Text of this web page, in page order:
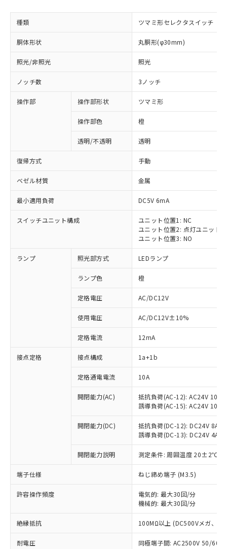
種類 ツマミ形セレクタスイッチ
胴体形状 丸胴形(φ30mm)
照光/非照光 照光
ノッチ数 3ノッチ
操作部 操作部形状 ツマミ形
操作部色 橙
透明/不透明 透明
復帰方式 手動
ベゼル材質 金属
最小適用負荷 DC5V 6mA
スイッチユニット構成
ユニット位置1: NC
ユニット位置2: 点灯ユニット
ユニット位置3: NO
ランプ 照光部方式 LEDランプ
ランプ色 橙
定格電圧 AC/DC12V
使用電圧 AC/DC12V±10%
定格電流 12mA
接点定格 接点構成 1a+1b
定格通電電流 10A
開閉能力(AC)
抵抗負荷(AC-12): AC24V 10A/
誘導負荷(AC-15): AC24V
開閉能力(DC)
抵抗負荷(DC-12): DC24V 8A/
誘導負荷(DC-13): DC24V 4A/
開閉能力説明 測定条件: 周囲温度 20±2℃、
端子仕様 ねじ締め端子 (M3.5)
許容操作頻度
電気的: 最大30回/分
機械的: 最大30回/分
絶縁抵抗 100MΩ以上 (DC500Vメガ、点
耐電圧
同極端子間: AC2500V 50/
ご利用条件
以下の条件をお読みいただき、同意のうえ
ご利用ください。
本サービスは、当社制御機器事業取扱
商品の当社在庫状況および標準価格
(税抜)を提供させていただくもので
当社制御機器事業取扱商品の中には、
本サービスの対象外となる商品もある
対応済み：EU RoHS指令（10物質）の
非含有に対応した製品が提供可能な商品で
対応予定：EU RoHS指令（10物質）の非含
有に対応した製品に切り替える予定のある
対応予定なし：EU RoHS指令（10物質）の
非含有に非対応の商品で、対応品を出す予
定はありません。
調査・確認中：EU RoHS指令（10物質）の
非含有の対応状況を調査中または確認中の
害物質有無と関係のない商品です。
仕入先様の事情により、非含有部品として
※1 中国RoHS○×表
「○」：最大均質材料含有率が中国RoHSの
基準値以下であることを示します。